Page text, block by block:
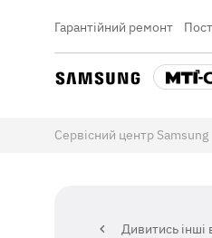
Гарантійний ремонт
Сервісний центр Samsung
Дивитись інші